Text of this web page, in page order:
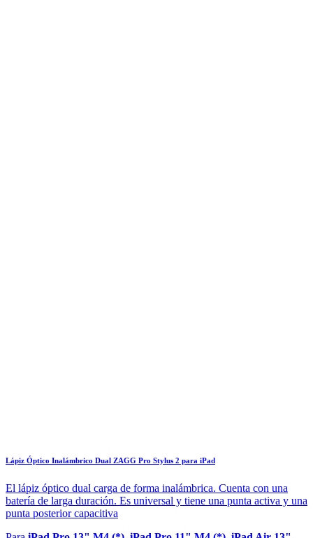
Lápiz Óptico Inalámbrico Dual ZAGG Pro Stylus 2 para iPad
El lápiz óptico dual carga de forma inalámbrica. Cuenta con una
batería de larga duración. Es universal y tiene una punta activa y una
punta posterior capacitiva